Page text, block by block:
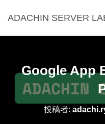
ADACHIN SERVER
Google App
投稿者: